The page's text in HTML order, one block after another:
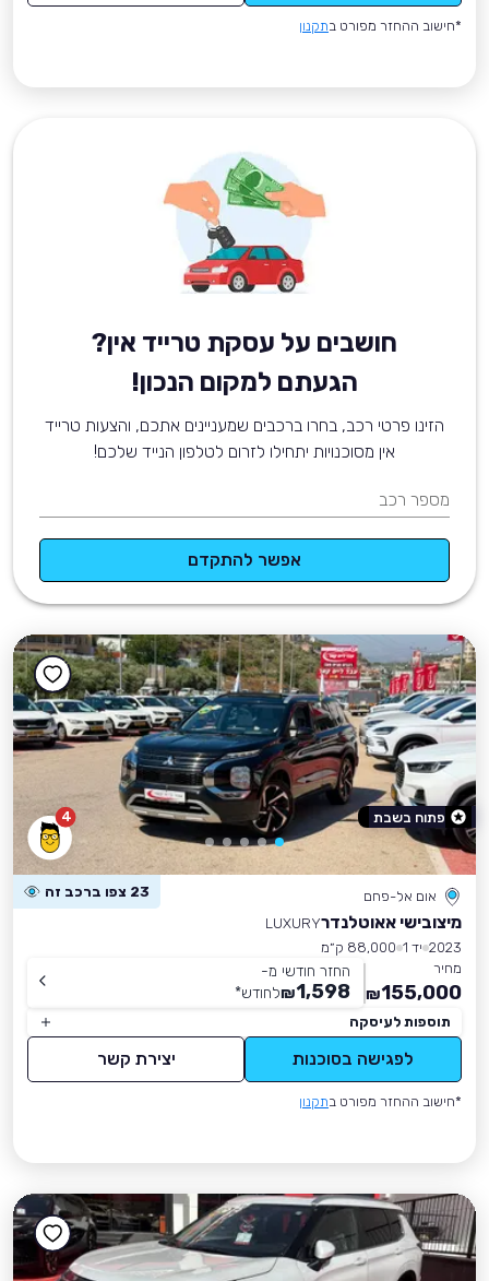
*חישוב ההחזר מפורט בתקנון
חושבים על עסקת טרייד אין?
הגעתם למקום הנכון!
הזינו פרטי רכב, בחרו ברכבים שמעניינים אתכם, והצעות טרייד
אין מסוכנויות יתחילו לזרום לטלפון הנייד שלכם!
מספר רכב
אפשר להתקדם
4
אום אל-פחם 23 צפו ברכב זה
מיצובישי אאוטלנדרLUXURY
2023 יד 1
88,000 ק״מ
מחיר
155,000
₪
החזר חודשי מ-
1,598
₪לחודש*
תוספות לעיסקה
לפגישה בסוכנות יצירת קשר
*חישוב ההחזר מפורט בתקנון
פתוח בשבת